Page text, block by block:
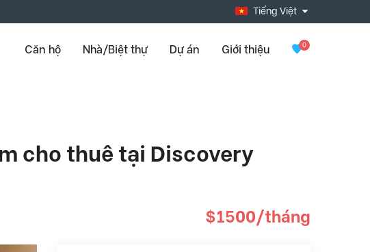
Tiếng Việt
Căn hộ Nhà/Biệt thự Dự án Giới thiệu 0
cho thuê tại Discovery
$1500/tháng